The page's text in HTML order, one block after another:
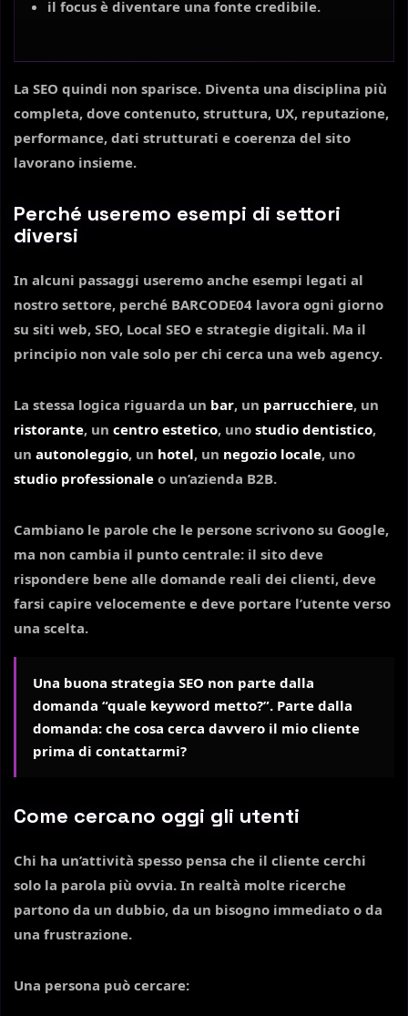
il focus è diventare una fonte credibile.
La SEO quindi non sparisce. Diventa una disciplina più
completa, dove contenuto, struttura, UX, reputazione,
performance, dati strutturati e coerenza del sito
lavorano insieme.
Perché useremo esempi di settori
diversi
In alcuni passaggi useremo anche esempi legati al
nostro settore, perché BARCODE04 lavora ogni giorno
su siti web, SEO, Local SEO e strategie digitali. Ma il
principio non vale solo per chi cerca una web agency.
La stessa logica riguarda un bar, un parrucchiere, un
ristorante, un centro estetico, uno studio dentistico,
un autonoleggio, un hotel, un negozio locale, uno
studio professionale o un’azienda B2B.
Cambiano le parole che le persone scrivono su Google,
ma non cambia il punto centrale: il sito deve
rispondere bene alle domande reali dei clienti, deve
farsi capire velocemente e deve portare l’utente verso
una scelta.
Una buona strategia SEO non parte dalla
domanda “quale keyword metto?”. Parte dalla
domanda: che cosa cerca davvero il mio cliente
prima di contattarmi?
Come cercano oggi gli utenti
Chi ha un’attività spesso pensa che il cliente cerchi
solo la parola più ovvia. In realtà molte ricerche
partono da un dubbio, da un bisogno immediato o da
una frustrazione.
Una persona può cercare: